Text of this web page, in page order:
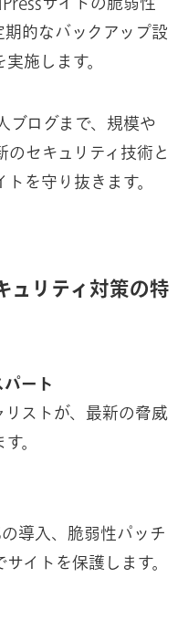
的なバックアップ設
施します。
ブログまで、規模や
セキュリティ技術と
を守り抜きます。
ュリティ対策の特
ート
ストが、最新の脅威
。
導入、脆弱性パッチ
イトを保護します。